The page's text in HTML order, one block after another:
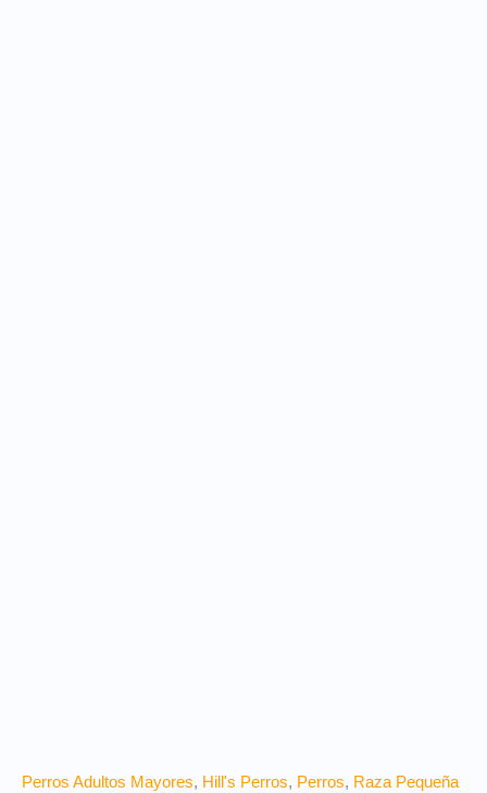
Perros Adultos Mayores, Hill's Perros, Perros, Raza Pequeña